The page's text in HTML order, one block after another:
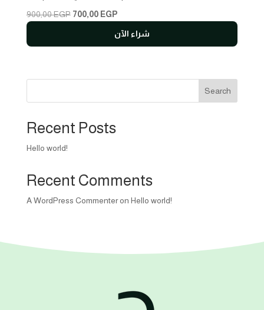
900,00EGP Original
700,00 EGPCurrent
is:
شراء الآن
Search
Recent Posts
Hello world!
Recent Comments
A WordPress Commenteron Hello world!